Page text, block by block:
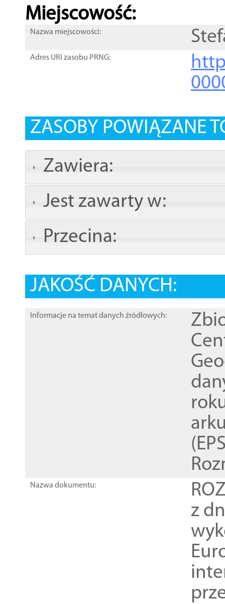
Miejscowość:
Nazwa miejscowości:
Adres URI zasobu PRNG:
ZASOBY POWIĄZANE
Zawiera:
Jest zawarty w:
Przecina:
JAKOŚĆ DANYCH:
Informacje na temat danych źródłowych:
Nazwa dokumentu:
z